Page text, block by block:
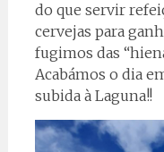
do que servir
cervejas para
fugimos das
Acabámos o dia
subida à Laguna!!